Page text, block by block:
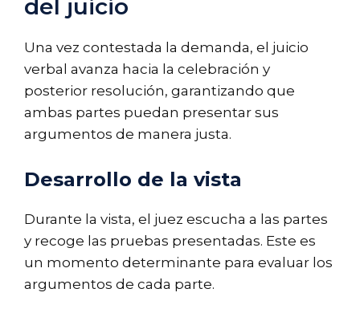
del juicio
Una vez contestada la demanda, el juicio
verbal avanza hacia la celebración y
posterior resolución, garantizando que
ambas partes puedan presentar sus
argumentos de manera justa.
Desarrollo de la vista
Durante la vista, el juez escucha a las partes
y recoge las pruebas presentadas. Este es
un momento determinante para evaluar los
argumentos de cada parte.